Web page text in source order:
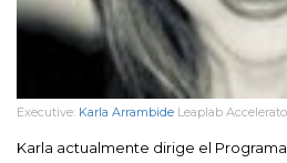
Executive: Karla Arrambide Leaplab
Karla actualmente dirige el